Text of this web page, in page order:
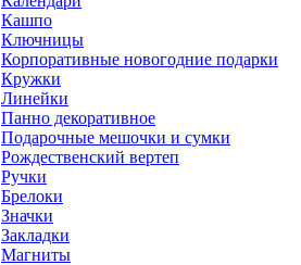
Кашпо
Ключницы
Корпоративные новогодние подарки
Кружки
Линейки
Панно декоративное
Подарочные мешочки и сумки
Рождественский вертеп
Ручки
Брелоки
Значки
Закладки
Магниты